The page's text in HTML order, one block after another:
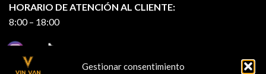
Gestionar consentimiento
HORARIO DE ATENCIÓN AL CLIENTE:
8:00 – 18:00